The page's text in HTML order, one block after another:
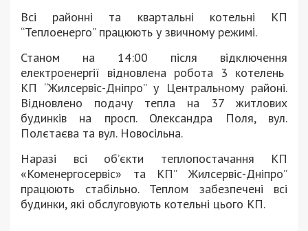
Всі районні та квартальні котельні КП
“Теплоенерго” працюють у звичному режимі.
Станом на 14:00 після відключення
електроенергії відновлена робота 3 котелень
КП “Жилсервіс-Дніпро” у Центральному районі.
Відновлено подачу тепла на 37 житлових
будинків на просп. Олександра Поля, вул.
Полєтаєва та вул. Новосільна.
Наразі всі об’єкти теплопостачання КП
«Коменергосервіс» та КП” Жилсервіс-Дніпро”
працюють стабільно. Теплом забезпечені всі
будинки, які обслуговують котельні цього КП.